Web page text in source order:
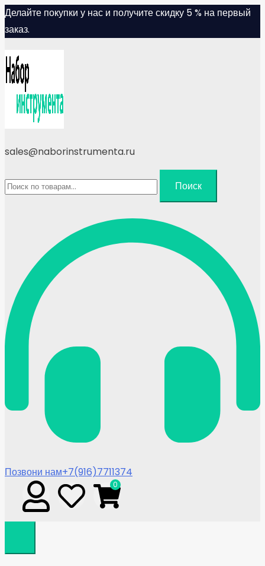
Skip
to
Делайте покупки у нас и получите скидку 5 % на первый
заказ.
sales@naborinstrumenta.ru
Искать:
Поиск
Позвони нам+7(916)7711374
0